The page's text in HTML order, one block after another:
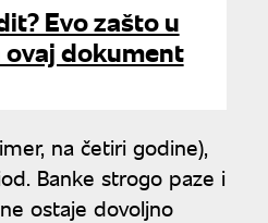
Evo zašto u
dokument
na četiri godine),
Banke strogo paze i
ostaje dovoljno